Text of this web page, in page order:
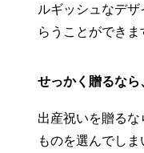
ルギッシュなデ
らうことができま
せっかく贈るな
出産祝いを贈る
ものを選んでし